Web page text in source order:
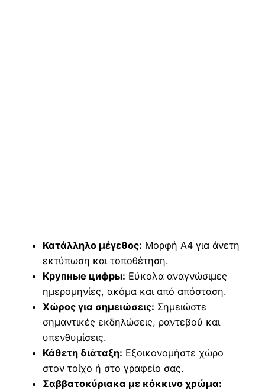
Κατάλληλο μέγεθος: Μορφή Α4 για άνετη
εκτύπωση και τοποθέτηση.
Κрупные цифры: Εύκολα αναγνώσιμες
ημερομηνίες, ακόμα και από απόσταση.
Χώρος για σημειώσεις: Σημειώστε
σημαντικές εκδηλώσεις, ραντεβού και
υπενθυμίσεις.
Κάθετη διάταξη: Εξοικονομήστε χώρο
στον τοίχο ή στο γραφείο σας.
Σαββατοκύριακα με κόκκινο χρώμα: